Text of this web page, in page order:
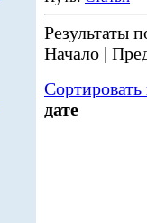
Результаты
Начало |
дате